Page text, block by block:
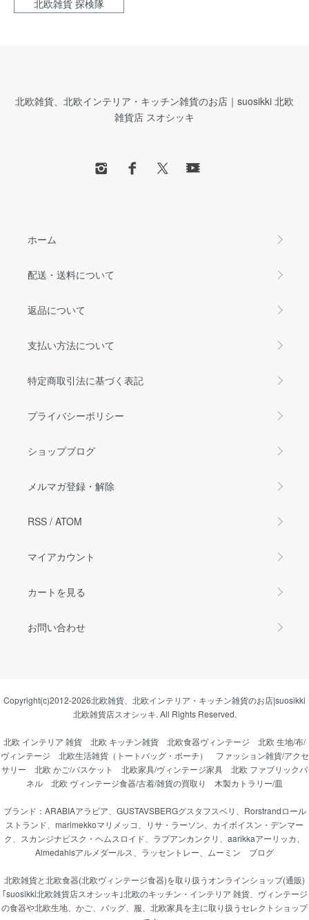
北欧雑貨 探検隊
北欧雑貨、北欧インテリア・キッチン雑貨のお店｜suosikki 北欧
雑貨店 スオシッキ
ホーム
配送・送料について
返品について
支払い方法について
特定商取引法に基づく表記
プライバシーポリシー
ショップブログ
メルマガ登録・解除
RSS / ATOM
マイアカウント
カートを見る
お問い合わせ
Copyright(c)2012-2026北欧雑貨、北欧インテリア・キッチン雑貨のお店|suosikki
北欧雑貨店スオシッキ. All Rights Reserved.
北欧 インテリア 雑貨 北欧 キッチン雑貨 北欧食器ヴィンテージ
北欧 生地/布/
ヴィンテージ
北欧生活雑貨（トートバッグ・ポーチ）
ファッション雑貨/アクセ
サリー
北欧 かご/バスケット 北欧家具/ヴィンテージ家具
北欧 ファブリックパ
ネル
北欧 ヴィンテージ食器/古着/雑貨の買取り 木製カトラリー/皿
ブランド： ARABIAアラビア GUSTAVSBERGグスタフスベリ
Rorstrandロール
ストランド
marimekkoマリメッコ リサ・ラーソン
カイボイスン・デンマー
ク
スカンジナビスク・ヘムスロイド ラプアンカンクリ aarikkaアーリッカ
Almedahlsアルメダールス
ラッセントレー ムーミン ブログ
北欧雑貨と北欧食器(北欧ヴィンテージ食器)を取り扱うオンラインショップ(通販)
｢suosikki北欧雑貨店スオシッキ｣北欧のキッチン・インテリア 雑貨、ヴィンテージ
の食器や北欧生地、かご、バッグ、服、北欧家具を主に取り扱うセレクトショップ